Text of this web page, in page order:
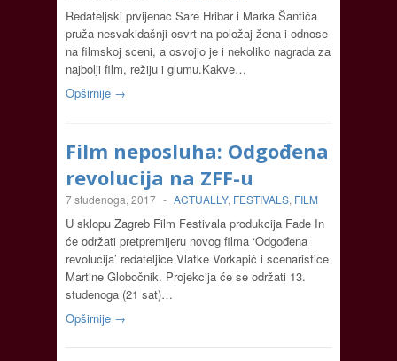
Redateljski prvijenac Sare Hribar i Marka Šantića
pruža nesvakidašnji osvrt na položaj žena i odnose
na filmskoj sceni, a osvojio je i nekoliko nagrada za
najbolji film, režiju i glumu.Kakve…
Opširnije →
Film neposluha: Odgođena
revolucija na ZFF-u
7 studenoga, 2017 - ACTUALLY, FESTIVALS, FILM
U sklopu Zagreb Film Festivala produkcija Fade In
će održati pretpremijeru novog filma ‘Odgođena
revolucija’ redateljice Vlatke Vorkapić i scenaristice
Martine Globočnik. Projekcija će se održati 13.
studenoga (21 sat)…
Opširnije →